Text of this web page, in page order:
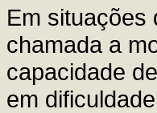
Em situações
chamada a
capacidade
em